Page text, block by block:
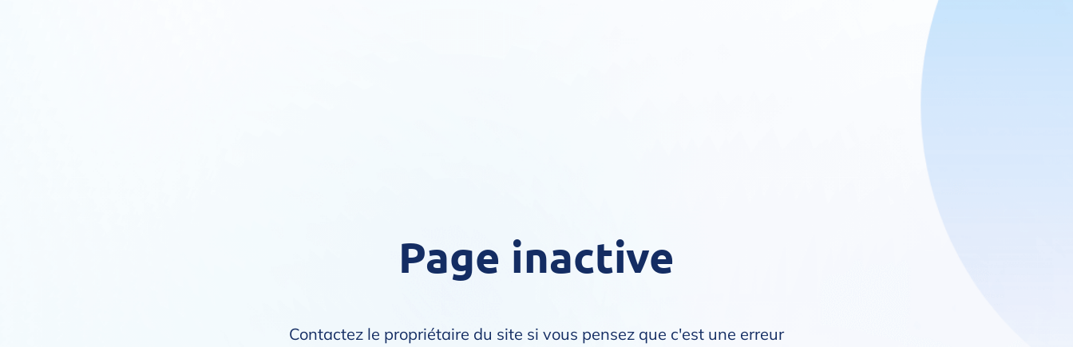
Page inactive
Contactez le propriétaire du site si vous pensez que c'est une erreur